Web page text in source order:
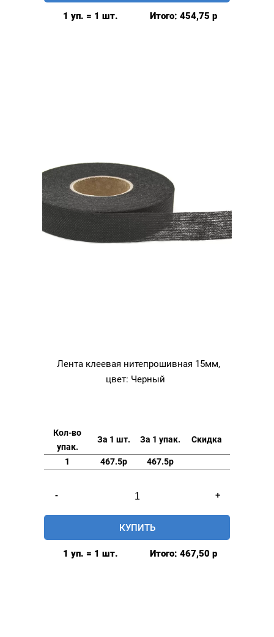
нитепрошивная
1 уп. = 1 шт. Итого: 454,75 р
Лента клеевая нитепрошивная 15мм,
цвет: Черный
Кол-во
упак.
За 1 шт. За 1 упак. Скидка
1 467.5р 467.5р
-
товара
Лента
клеевая
нитепрошивная
+
КУПИТЬ
1 уп. = 1 шт. Итого: 467,50 р